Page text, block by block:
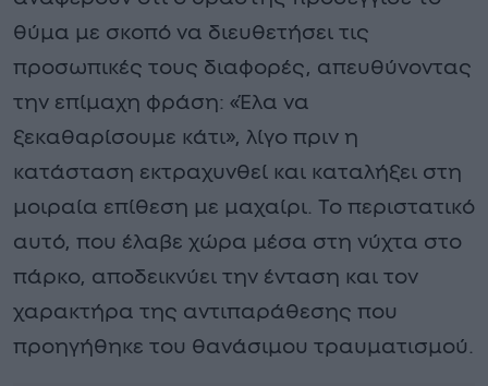
θύμα με σκοπό να διευθετήσει τις
προσωπικές τους διαφορές, απευθύνοντας
την επίμαχη φράση: «Έλα να
ξεκαθαρίσουμε κάτι», λίγο πριν η
κατάσταση εκτραχυνθεί και καταλήξει στη
μοιραία επίθεση με μαχαίρι. Το περιστατικό
αυτό, που έλαβε χώρα μέσα στη νύχτα στο
πάρκο, αποδεικνύει την ένταση και τον
χαρακτήρα της αντιπαράθεσης που
προηγήθηκε του θανάσιμου τραυματισμού.